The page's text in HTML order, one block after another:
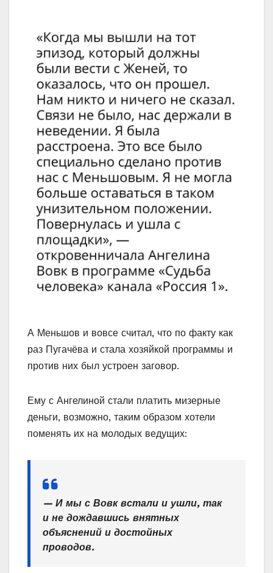
А Меньшов и вовсе считал, что по факту как
раз Пугачёва и стала хозяйкой программы и
против них был устроен заговор.
Ему с Ангелиной стали платить мизерные
деньги, возможно, таким образом хотели
поменять их на молодых ведущих:
— И мы с Вовк встали и ушли, так
и не дождавшись внятных
объяснений и достойных
проводов.